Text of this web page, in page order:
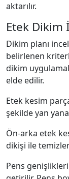
aktarılır.
Etek Dikim
Dikim planı
belirlenen
dikim
elde edilir.
Etek kesim
şekilde yan
Ön-arka etek
dikişi ile
Pens